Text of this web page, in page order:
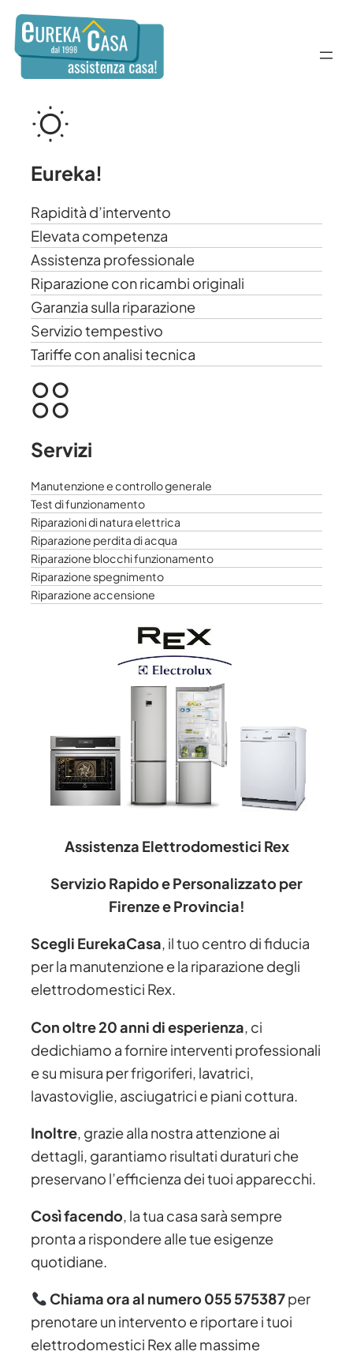
Vai
al
contenuto
Eureka!
Rapidità d’intervento
Elevata competenza
Assistenza professionale
Riparazione con ricambi originali
Garanzia sulla riparazione
Servizio tempestivo
Tariffe con analisi tecnica
Servizi
Manutenzione e controllo generale
Test di funzionamento
Riparazioni di natura elettrica
Riparazione perdita di acqua
Riparazione blocchi funzionamento
Riparazione spegnimento
Riparazione accensione
Assistenza Elettrodomestici Rex
Servizio Rapido e Personalizzato per
Firenze e Provincia!
Scegli EurekaCasa, il tuo centro di fiducia
per la manutenzione e la riparazione degli
elettrodomestici Rex.
Con oltre 20 anni di esperienza , ci
dedichiamo a fornire interventi professionali
e su misura per frigoriferi, lavatrici,
lavastoviglie, asciugatrici e piani cottura.
Inoltre, grazie alla nostra attenzione ai
dettagli, garantiamo risultati duraturi che
preservano l’efficienza dei tuoi apparecchi.
Così facendo, la tua casa sarà sempre
pronta a rispondere alle tue esigenze
quotidiane.
Chiama ora al numero 055 575387per
prenotare un intervento e riportare i tuoi
elettrodomestici Rex alle massime